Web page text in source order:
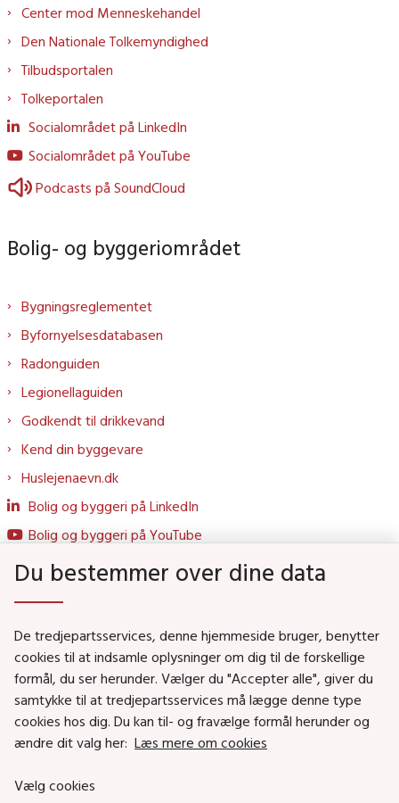
Center mod Menneskehandel
Den Nationale Tolkemyndighed
Tilbudsportalen
Tolkeportalen
Socialområdet på LinkedIn
Socialområdet på YouTube
Podcasts på SoundCloud
Bolig- og byggeriområdet
Bygningsreglementet
Byfornyelsesdatabasen
Radonguiden
Legionellaguiden
Godkendt til drikkevand
Kend din byggevare
Huslejenaevn.dk
Bolig og byggeri på LinkedIn
Bolig og byggeri på YouTube
Social- og Boligministeriet
Job i Social- og Boligstyrelsen
Puljer og tilskud
Nyhedsbreve
Social- og Boligstyrelsens nyheder som RSS feed
Du bestemmer over dine data
De tredjepartsservices, denne hjemmeside bruger, benytter
cookies til at indsamle oplysninger om dig til de forskellige
formål, du ser herunder. Vælger du "Accepter alle", giver du
samtykke til at tredjepartsservices må lægge denne type
cookies hos dig. Du kan til- og fravælge formål herunder og
ændre dit valg her: Læs mere om cookies
Vælg cookies